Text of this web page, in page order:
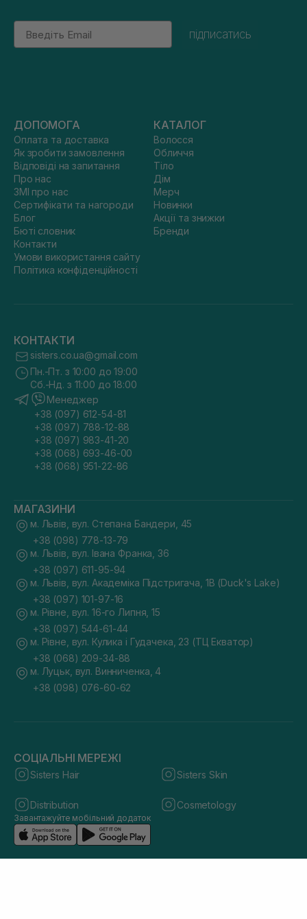
Email
підписатись
ДОПОМОГА
Оплата та доставка
Як зробити замовлення
Відповіді на запитання
Про нас
ЗМІ про нас
Сертифікати та нагороди
Блог
Бюті словник
Контакти
Умови використання сайту
Політика конфіденційності
КАТАЛОГ
Волосся
Обличчя
Тіло
Дім
Мерч
Новинки
Акції та знижки
Бренди
КОНТАКТИ
sisters.co.ua@gmail.com
Пн.-Пт. з 10:00 до 19:00
Сб.-Нд. з 11:00 до 18:00
Менеджер
+38 (097) 612-54-81
+38 (097) 788-12-88
+38 (097) 983-41-20
+38 (068) 693-46-00
+38 (068) 951-22-86
МАГАЗИНИ
м. Львів, вул. Степана Бандери, 45
+38 (098) 778-13-79
м. Львів, вул. Івана Франка, 36
+38 (097) 611-95-94
м. Львів, вул. Академіка Підстригача, 1В (Duck's Lake)
+38 (097) 101-97-16
м. Рівне, вул. 16-го Липня, 15
+38 (097) 544-61-44
м. Рівне, вул. Кулика і Гудачека, 23 (ТЦ Екватор)
+38 (068) 209-34-88
м. Луцьк, вул. Винниченка, 4
+38 (098) 076-60-62
СОЦІАЛЬНІ МЕРЕЖІ
Sisters Hair Sisters Skin
Distribution Cosmetology
Завантажуйте мобільний додаток